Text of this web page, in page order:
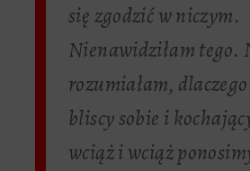
się zgodzić w niczym.
Nienawidziłam tego.
rozumiałam,
bliscy sobie i
wciąż i wciąż